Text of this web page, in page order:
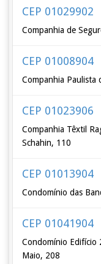
CEP 01029902
Companhia de
CEP 01008904
Companhia Paulista
CEP 01023906
Companhia Têxtil
Schahin, 110
CEP 01013904
Condomínio das
CEP 01041904
Condomínio Edifício
Maio, 208